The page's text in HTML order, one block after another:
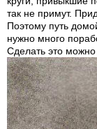
так не примут.
Поэтому путь
нужно много
Сделать это можно